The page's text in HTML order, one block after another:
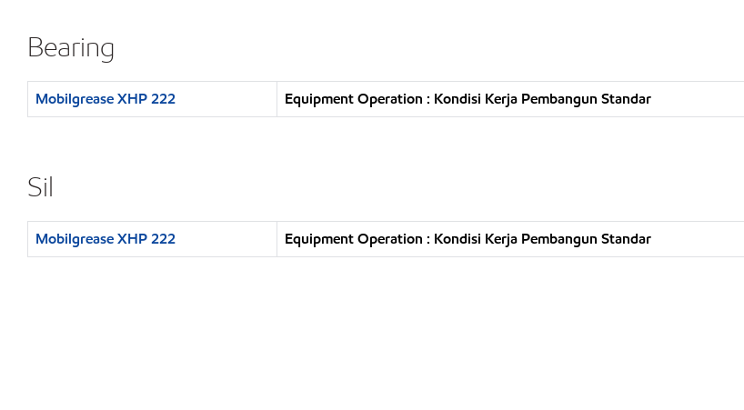
Bearing
Mobilgrease XHP 222 Equipment Operation : Kondisi Kerja Pembangun Standar
Sil
Mobilgrease XHP 222 Equipment Operation : Kondisi Kerja Pembangun Standar